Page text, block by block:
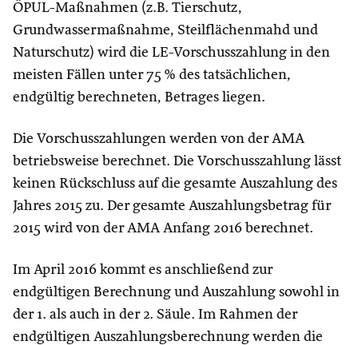
ÖPUL-Maßnahmen (z.B. Tierschutz,
Grundwassermaßnahme, Steilflächenmahd und
Naturschutz) wird die LE-Vorschusszahlung in den
meisten Fällen unter 75 % des tatsächlichen,
endgültig berechneten, Betrages liegen.
Die Vorschusszahlungen werden von der AMA
betriebsweise berechnet. Die Vorschusszahlung lässt
keinen Rückschluss auf die gesamte Auszahlung des
Jahres 2015 zu. Der gesamte Auszahlungsbetrag für
2015 wird von der AMA Anfang 2016 berechnet.
Im April 2016 kommt es anschließend zur
endgültigen Berechnung und Auszahlung sowohl in
der 1. als auch in der 2. Säule. Im Rahmen der
endgültigen Auszahlungsberechnung werden die